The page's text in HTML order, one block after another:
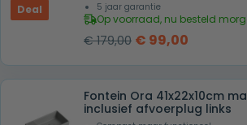
5 jaar garantie
Op voorraad, nu besteld
€179,00 Oorspronkelijke
was:
€ 179,00.
€ 99,00
is:
€ 99,00.
Deal
Fontein Ora 41x22x10cm
inclusief afvoerplug links